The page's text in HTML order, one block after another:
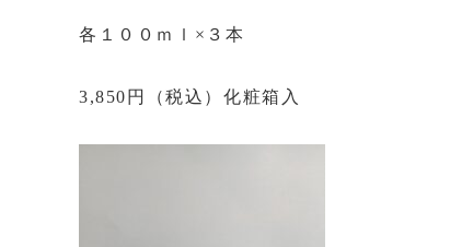
各１００ｍｌ×３本
3,850円（税込）化粧箱入